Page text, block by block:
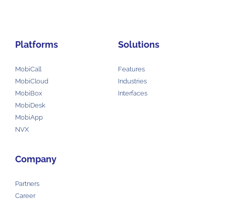
Platforms
MobiCall
MobiCloud
MobiBox
MobiDesk
MobiApp
NVX
Solutions
Features
Industries
Interfaces
Company
Partners
Career